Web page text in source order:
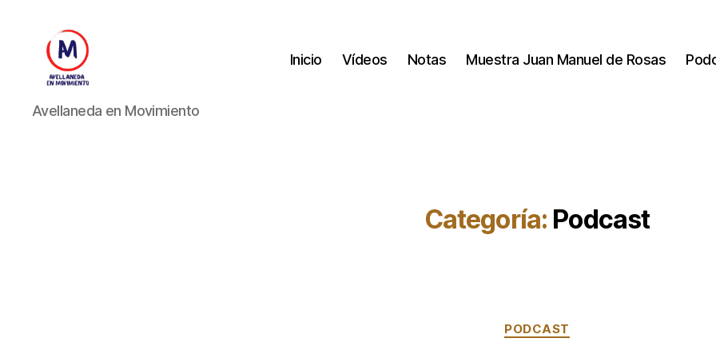
Avellaneda
en
Avellaneda en Movimiento
Inicio Vídeos Notas Muestra Juan Manuel de Rosas
Categoría: Podcast
Categorías
PODCAST